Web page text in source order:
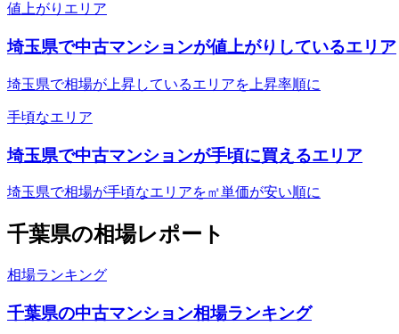
値上がりエリア
埼玉県で中古マンションが値上がりしているエリア
埼玉県で相場が上昇しているエリアを上昇率順に
手頃なエリア
埼玉県で中古マンションが手頃に買えるエリア
埼玉県で相場が手頃なエリアを㎡単価が安い順に
千葉県の相場レポート
相場ランキング
千葉県の中古マンション相場ランキング